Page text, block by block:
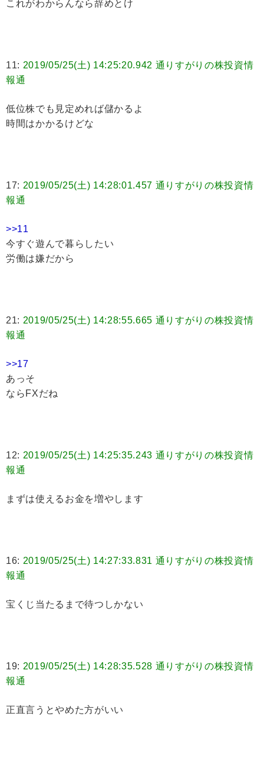
これがわからんなら辞めとけ
11: 2019/05/25(土) 14:25:20.942 通りすがりの株投資情
報通
低位株でも見定めれば儲かるよ
時間はかかるけどな
17: 2019/05/25(土) 14:28:01.457 通りすがりの株投資情
報通
>>11
今すぐ遊んで暮らしたい
労働は嫌だから
21: 2019/05/25(土) 14:28:55.665 通りすがりの株投資情
報通
>>17
あっそ
ならFXだね
12: 2019/05/25(土) 14:25:35.243 通りすがりの株投資情
報通
まずは使えるお金を増やします
16: 2019/05/25(土) 14:27:33.831 通りすがりの株投資情
報通
宝くじ当たるまで待つしかない
19: 2019/05/25(土) 14:28:35.528 通りすがりの株投資情
報通
正直言うとやめた方がいい